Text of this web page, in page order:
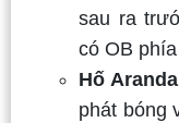
sau ra
có OB
Hố
phát bóng